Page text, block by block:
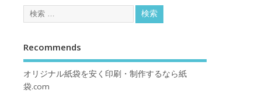
Recommends
オリジナル紙袋を安く印刷・制作するなら紙
袋.com